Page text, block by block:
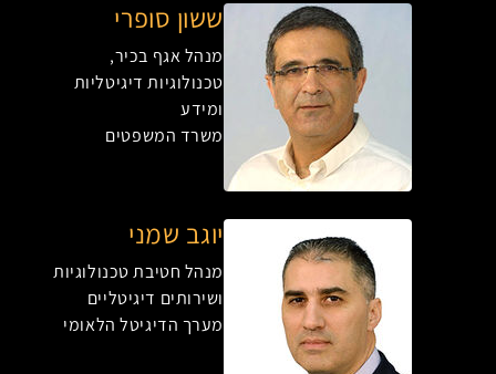
ששון סופרי
מנהל אגף בכיר,
טכנולוגיות דיגיטליות
ומידע
משרד המשפטים
יוגב שמני
מנהל חטיבת טכנולוגיות
ושירותים דיגיטליים
מערך הדיגיטל הלאומי